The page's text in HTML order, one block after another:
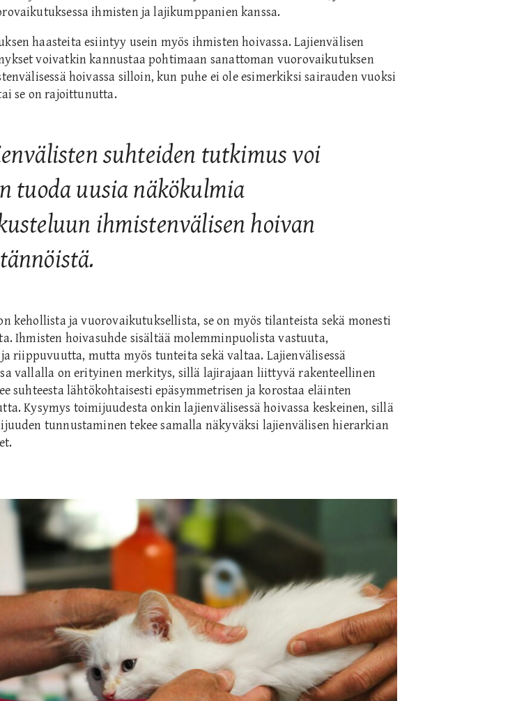
ihmisten ja lajikumppanien kanssa.
haasteita esiintyy usein myös ihmisten hoivassa. Lajienvälisen
voivatkin kannustaa pohtimaan sanattoman vuorovaikutuksen
hoivassa silloin, kun puhe ei ole esimerkiksi sairauden vuoksi
se on rajoittunutta.
suhteiden tutkimus voi
tuoda uusia näkökulmia
ihmistenvälisen hoivan
kehollista ja vuorovaikutuksellista, se on myös tilanteista sekä monesti
Ihmisten hoivasuhde sisältää molemminpuolista vastuuta,
riippuvuutta, mutta myös tunteita sekä valtaa. Lajienvälisessä
vallalla on erityinen merkitys, sillä lajirajaan liittyvä rakenteellinen
suhteesta lähtökohtaisesti epäsymmetrisen ja korostaa eläinten
Kysymys toimijuudesta onkin lajienvälisessä hoivassa keskeinen, sillä
tunnustaminen tekee samalla näkyväksi lajienvälisen hierarkian